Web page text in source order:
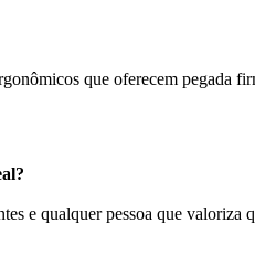
que oferecem pegada
e qualquer pessoa que